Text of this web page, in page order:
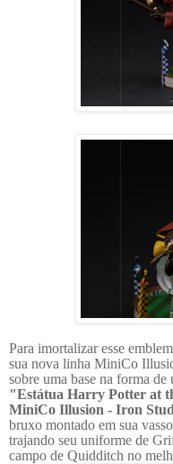
Para imortalizar esse
sua nova linha MiniCo
sobre uma base na forma
"Estátua Harry Potter at
MiniCo Illusion - Iron
bruxo montado em sua
trajando seu uniforme de
campo de Quidditch no